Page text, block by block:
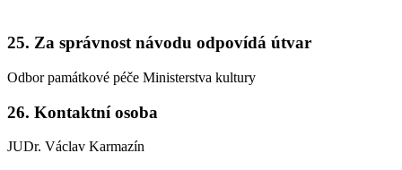
25. Za správnost návodu odpovídá útvar
Odbor památkové péče Ministerstva kultury
26. Kontaktní osoba
JUDr. Václav Karmazín